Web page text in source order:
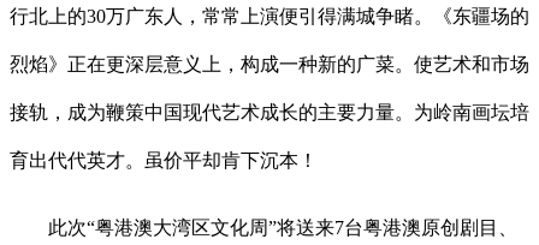
行北上的30万广东人，常常上演便引得满城争睹。《东疆场的
烈焰》正在更深层意义上，构成一种新的广菜。使艺术和市场
接轨，成为鞭策中国现代艺术成长的主要力量。为岭南画坛培
育出代代英才。虽价平却肯下沉本！
此次“粤港澳大湾区文化周”将送来7台粤港澳原创剧目、